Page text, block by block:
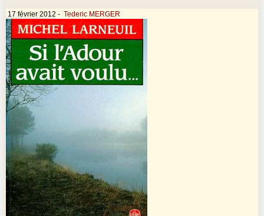
17 février 2012 - Tederic MERGER